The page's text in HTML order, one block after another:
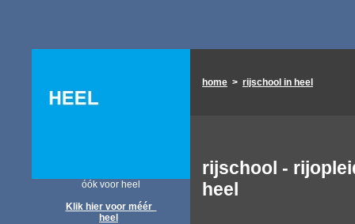
óók voor heel
Klik hier voor méér
heel
home > rijschool in heel
rijschool -
heel